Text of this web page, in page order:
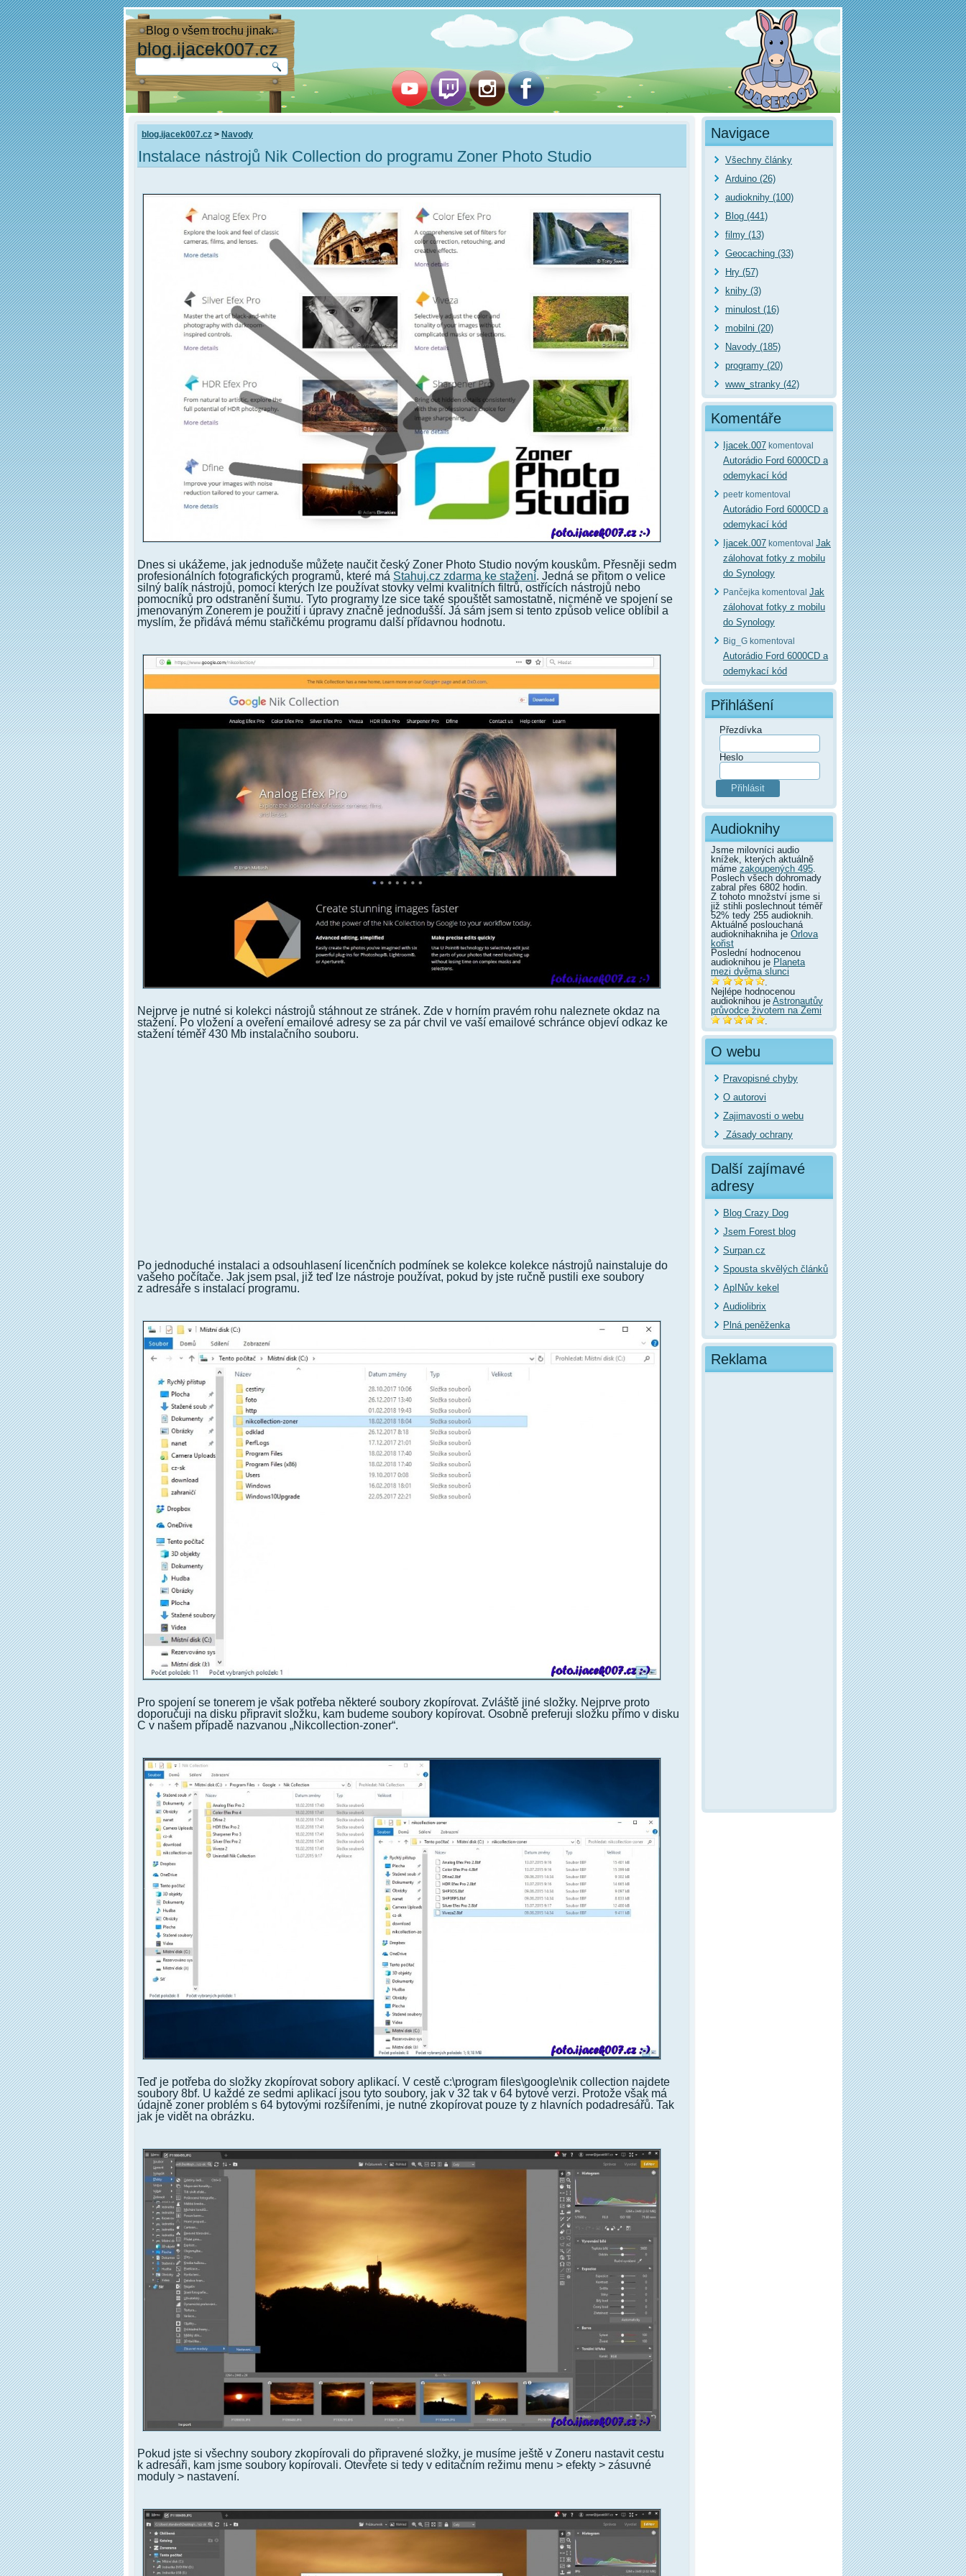
blog.ijacek007.cz
Blog o všem trochu jinak.
blog.ijacek007.cz > Navody
Instalace nástrojů Nik Collection do programu Zoner Photo Studio
Dnes si ukážeme, jak jednoduše můžete naučit český Zoner Photo Studio novým kouskům. Přesněji sedm
profesionálních fotografických programů, které má Stahuj.cz zdarma ke stažení. Jedná se přitom o velice
silný balík nástrojů, pomocí kterých lze používat stovky velmi kvalitních filtrů, ostřících nástrojů nebo
pomocníků pro odstranění šumu. Tyto programy lze sice také spouštět samostatně, nicméně ve spojení se
jmenovaným Zonerem je použití i úpravy značně jednodušší. Já sám jsem si tento způsob velice oblíbil a
myslím, že přidává mému stařičkému programu další přídavnou hodnotu.
Nejprve je nutné si kolekci nástrojů stáhnout ze stránek. Zde v horním pravém rohu naleznete okdaz na
stažení. Po vložení a oveření emailové adresy se za pár chvil ve vaší emailové schránce objeví odkaz ke
stažení téměř 430 Mb instalačního souboru.
Po jednoduché instalaci a odsouhlasení licenčních podmínek se kolekce kolekce nástrojů nainstaluje do
vašeho počítače. Jak jsem psal, již teď lze nástroje používat, pokud by jste ručně pustili exe soubory
z adresáře s instalací programu.
Pro spojení se tonerem je však potřeba některé soubory zkopírovat. Zvláště jiné složky. Nejprve proto
doporučuji na disku připravit složku, kam budeme soubory kopírovat. Osobně preferuji složku přímo v disku
C v našem případě nazvanou „Nikcollection-zoner“.
Teď je potřeba do složky zkopírovat sobory aplikací. V cestě c:\program files\google\nik collection najdete
soubory 8bf. U každé ze sedmi aplikací jsou tyto soubory, jak v 32 tak v 64 bytové verzi. Protože však má
údajně zoner problém s 64 bytovými rozšířeními, je nutné zkopírovat pouze ty z hlavních podadresářů. Tak
jak je vidět na obrázku.
Pokud jste si všechny soubory zkopírovali do připravené složky, je musíme ještě v Zoneru nastavit cestu
k adresáři, kam jsme soubory kopírovali. Otevřete si tedy v editačním režimu menu > efekty > zásuvné
moduly > nastavení.
Navigace
Všechny články
Arduino (26)
audioknihy (100)
Blog (441)
filmy (13)
Geocaching (33)
Hry (57)
knihy (3)
minulost (16)
mobilni (20)
Navody (185)
programy (20)
www_stranky (42)
Komentáře
Ijacek.007 komentoval
Autorádio Ford 6000CD a
odemykací kód
peetr komentoval
Autorádio Ford 6000CD a
odemykací kód
Ijacek.007 komentoval Jak
zálohovat fotky z mobilu
do Synology
Pančejka komentoval Jak
zálohovat fotky z mobilu
do Synology
Big_G komentoval
Autorádio Ford 6000CD a
odemykací kód
Přihlášení
Přezdívka
Heslo
Audioknihy
Jsme milovníci audio
knížek, kterých aktuálně
máme zakoupených 495
Poslech všech dohromady
zabral přes 6802 hodin.
Z tohoto množství jsme si
již stihli poslechnout téměř
52% tedy 255 audioknih.
Aktuálně poslouchaná
audioknihakniha je Orlova
kořist
Poslední hodnocenou
audioknihou je Planeta
mezi dvěma slunci
Nejlépe hodnocenou
audioknihou je Astronautův
průvodce životem na Zemi
O webu
Pravopisné chyby
O autorovi
Zajimavosti o webu
Zásady ochrany
Další zajímavé
adresy
Blog Crazy Dog
Jsem Forest blog
Surpan.cz
Spousta skvělých článků
ApINův kekel
Audiolibrix
Plná peněženka
Reklama